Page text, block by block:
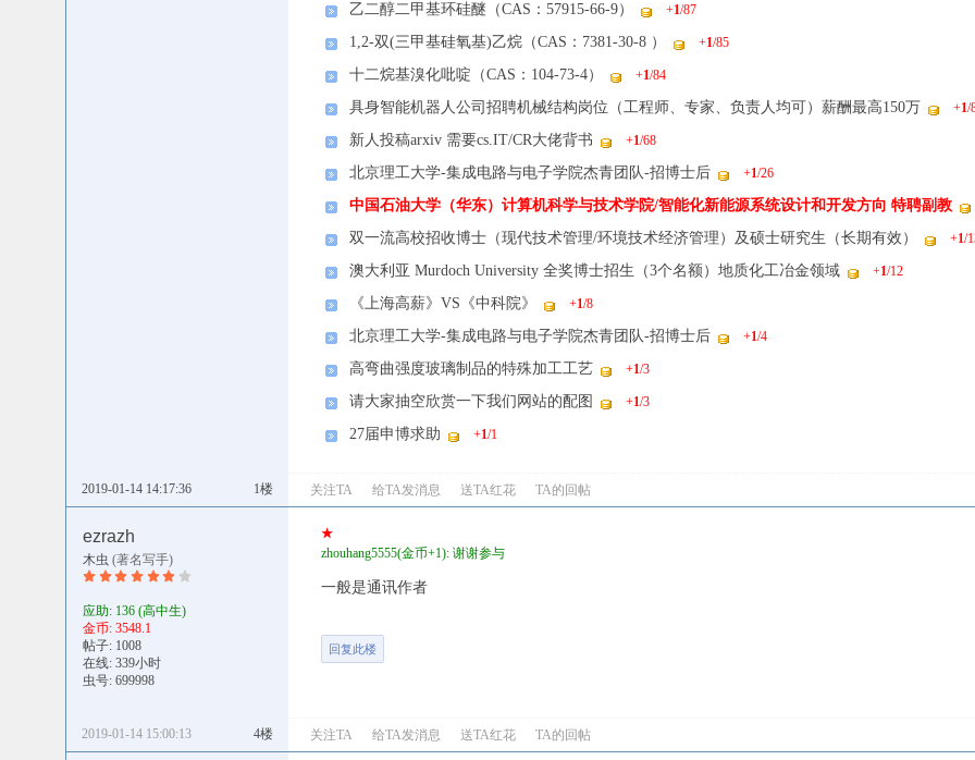
乙二醇二甲基环硅醚（CAS：57915-66-9） +1/87
1,2-双(三甲基硅氧基)乙烷（CAS：7381-30-8 ） +1/85
十二烷基溴化吡啶（CAS：104-73-4） +1/84
具身智能机器人公司招聘机械结构岗位（工程师、专家、负责人均可）薪酬最高150万 +1/
新人投稿arxiv 需要cs.IT/CR大佬背书 +1/68
北京理工大学-集成电路与电子学院杰青团队-招博士后 +1/26
中国石油大学（华东）计算机科学与技术学院/智能化新能源系统设计和开发方向 特聘副教
双一流高校招收博士（现代技术管理/环境技术经济管理）及硕士研究生（长期有效） +1/
澳大利亚 Murdoch University 全奖博士招生（3个名额）地质化工冶金领域 +1/12
《上海高薪》VS《中科院》 +1/8
北京理工大学-集成电路与电子学院杰青团队-招博士后 +1/4
高弯曲强度玻璃制品的特殊加工工艺 +1/3
请大家抽空欣赏一下我们网站的配图 +1/3
27届申博求助 +1/1
1楼
2019-01-14 14:17:36 关注TA 给TA发消息 送TA红花 TA的回帖
ezrazh
木虫 (著名写手)
应助: 136 (高中生)
金币: 3548.1
帖子: 1008
在线: 339小时
虫号: 699998
★
zhouhang5555(金币+1): 谢谢参与
一般是通讯作者
回复此楼
4楼
2019-01-14 15:00:13 关注TA 给TA发消息 送TA红花 TA的回帖